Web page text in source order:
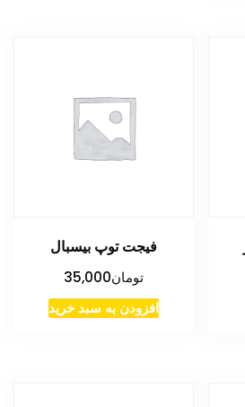
فیجت توپ بیسبال
تومان35,000
افزودن به سبد خرید